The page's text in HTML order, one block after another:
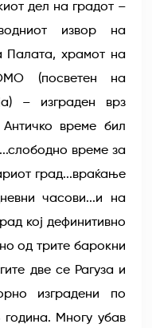
дел на градот –
извор на
Палата, храмот на
(посветен на
– изграден врз
време бил
време за
град...враќање
часови...и на
кој дефинитивно
од трите барокни
две се Рагуза и
изградени по
година. Многу убав